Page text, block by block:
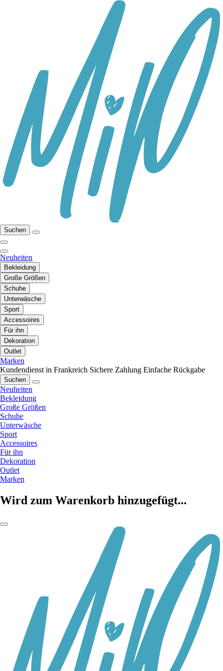
Suchen
Neuheiten
Bekleidung
Große Größen
Schuhe
Unterwäsche
Sport
Accessoires
Für ihn
Dekoration
Outlet
Marken
Kundendienst in Frankreich Sichere Zahlung Einfache Rückgabe
Suchen
Neuheiten
Bekleidung
Große Größen
Schuhe
Unterwäsche
Sport
Accessoires
Für ihn
Dekoration
Outlet
Marken
Wird zum Warenkorb hinzugefügt...